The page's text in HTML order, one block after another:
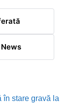
în stare gravă la